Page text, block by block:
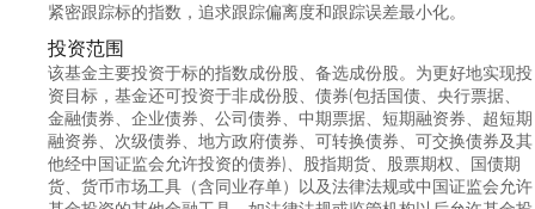
紧密跟踪标的指数，追求跟踪偏离度和跟踪误差最小化。
投资范围
该基金主要投资于标的指数成份股、备选成份股。为更好地实现投
资目标，基金还可投资于非成份股、债券(包括国债、央行票据、
金融债券、企业债券、公司债券、中期票据、短期融资券、超短期
融资券、次级债券、地方政府债券、可转换债券、可交换债券及其
他经中国证监会允许投资的债券)、股指期货、股票期权、国债期
货、货币市场工具（含同业存单）以及法律法规或中国证监会允许